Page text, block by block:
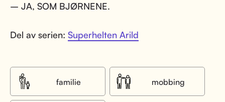
– JA, SOM BJØRNENE.
Del av serien: Superhelten Arild
familie mobbing